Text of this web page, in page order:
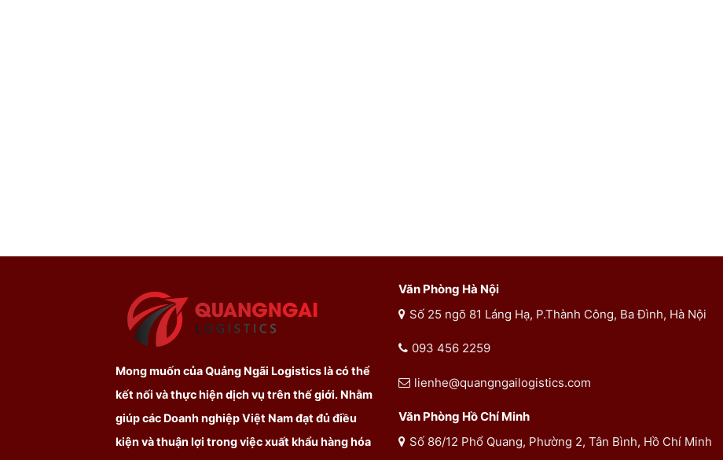
Mong muốn của Quảng Ngãi Logistics là có thể
kết nối và thực hiện dịch vụ trên thế giới. Nhằm
giúp các Doanh nghiệp Việt Nam đạt đủ điều
kiện và thuận lợi trong việc xuất khẩu hàng hóa
Văn Phòng Hà Nội
Số 25 ngõ 81 Láng Hạ, P.Thành Công, Ba Đình, Hà Nội
093 456 2259
lienhe@quangngailogistics.com
Văn Phòng Hồ Chí Minh
Số 86/12 Phổ Quang, Phường 2, Tân Bình, Hồ Chí Minh